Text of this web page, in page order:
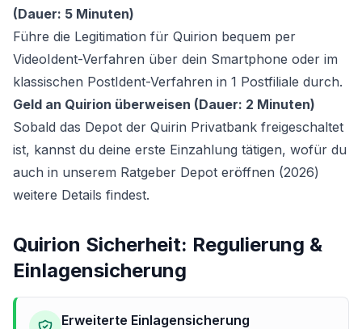
(Dauer: 5 Minuten)
Führe die Legitimation für Quirion bequem per
VideoIdent-Verfahren über dein Smartphone oder im
klassischen PostIdent-Verfahren in 1 Postfiliale durch.
Geld an Quirion überweisen (Dauer: 2 Minuten)
Sobald das Depot der Quirin Privatbank freigeschaltet
ist, kannst du deine erste Einzahlung tätigen, wofür du
auch in unserem Ratgeber Depot eröffnen (2026)
weitere Details findest.
Quirion Sicherheit: Regulierung &
Einlagensicherung
Erweiterte Einlagensicherung